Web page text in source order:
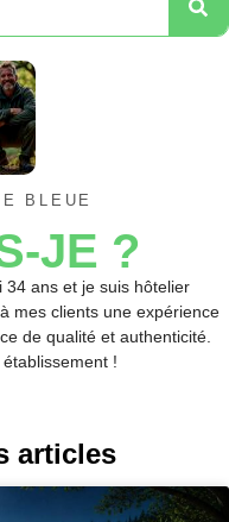
BLEUE
JE ?
34 ans et je suis hôtelier
mes clients une expérience
de qualité et authenticité.
!
articles